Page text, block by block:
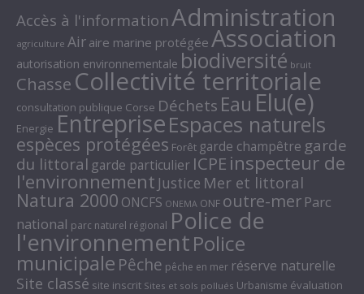
Accès à l'informationAdministration
agriculture Air aire marine protégée Association
autorisation environnementale biodiversité bruit
Chasse Collectivité territoriale
consultation publique Corse Déchets Eau Elu(e)
Energie EntrepriseEspaces naturels
espèces protégées Forêt garde champêtre garde
du littoral garde particulier ICPE inspecteur de
l'environnement Justice Mer et littoral
Natura 2000 ONCFS ONEMA ONF outre-mer Parc
national parc naturel régional Police de
l'environnementPolice
municipale Pêche pêche en mer réserve naturelle
Site classé site inscrit Sites et sols pollués Urbanisme évaluation